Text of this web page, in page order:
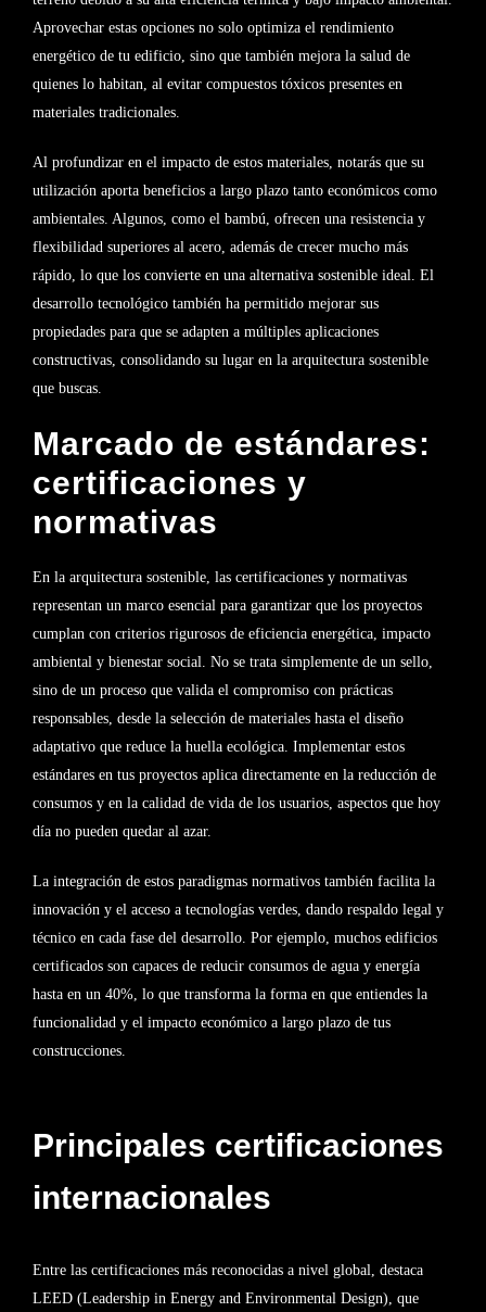
Aprovechar estas opciones no solo optimiza el rendimiento
energético de tu edificio, sino que también mejora la salud de
quienes lo habitan, al evitar compuestos tóxicos presentes en
materiales tradicionales.
Al profundizar en el impacto de estos materiales, notarás que su
utilización aporta beneficios a largo plazo tanto económicos como
ambientales. Algunos, como el bambú, ofrecen una resistencia y
flexibilidad superiores al acero, además de crecer mucho más
rápido, lo que los convierte en una alternativa sostenible ideal. El
desarrollo tecnológico también ha permitido mejorar sus
propiedades para que se adapten a múltiples aplicaciones
constructivas, consolidando su lugar en la arquitectura sostenible
que buscas.
Marcado de estándares:
certificaciones y
normativas
En la arquitectura sostenible, las certificaciones y normativas
representan un marco esencial para garantizar que los proyectos
cumplan con criterios rigurosos de eficiencia energética, impacto
ambiental y bienestar social. No se trata simplemente de un sello,
sino de un proceso que valida el compromiso con prácticas
responsables, desde la selección de materiales hasta el diseño
adaptativo que reduce la huella ecológica. Implementar estos
estándares en tus proyectos aplica directamente en la reducción de
consumos y en la calidad de vida de los usuarios, aspectos que hoy
día no pueden quedar al azar.
La integración de estos paradigmas normativos también facilita la
innovación y el acceso a tecnologías verdes, dando respaldo legal y
técnico en cada fase del desarrollo. Por ejemplo, muchos edificios
certificados son capaces de reducir consumos de agua y energía
hasta en un 40%, lo que transforma la forma en que entiendes la
funcionalidad y el impacto económico a largo plazo de tus
construcciones.
Principales certificaciones
internacionales
Entre las certificaciones más reconocidas a nivel global, destaca
LEED (Leadership in Energy and Environmental Design), que